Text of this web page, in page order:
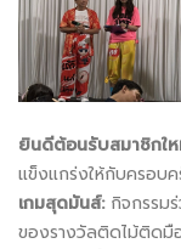
ยินดีต้อนรับสมาชิกใ
แข็งแกร่งให้กับครอบค
เกมสุดมันส์: กิจกรรม
ของรางวัลติดไม้ติดมื